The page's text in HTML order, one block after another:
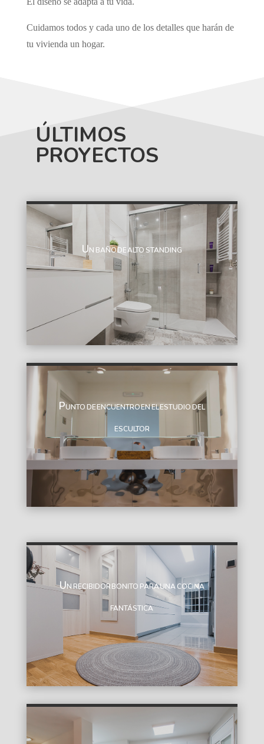
Cuidamos todos y cada uno de los detalles que harán de
tu vivienda un hogar.
ÚLTIMOS
PROYECTOS
Un baño de alto standing
Punto de encuentro en el estudio del
escultor
Un recibidor bonito para una cocina
fantástica